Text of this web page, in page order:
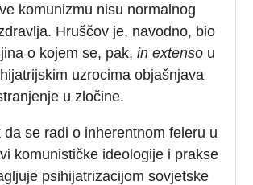
komunizmu nisu normalnog
Hruščov je, navodno, bio
o kojem se, pak,in extenso u
uzrocima objašnjava
u zločine.
da se radi o inherentnom feleru u
komunističke ideologije i prakse
psihijatrizacijom sovjetske